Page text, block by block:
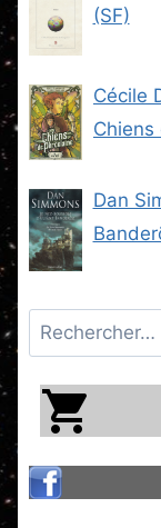
(SF)
Cécile
Dan
Rechercher :